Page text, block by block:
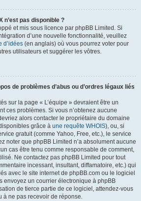
n’est pas disponible ?
et mis sous licence par phpBB Limited. Si
d’une nouvelle fonctionnalité, veuillez
d’idées (en anglais) où vous pourrez voter pour
utilisateurs et suggérer les vôtres.
de problèmes d’abus ou d’ordres légaux liés
sur la page « L’équipe » devraient être un
ces problèmes. Si vous n’obtenez aucune
alors contacter le propriétaire du domaine
grâce à une requête WHOIS), ou, si
gratuit (comme Yahoo, Free, etc.), le service
noter que phpBB Limited n’a absolument aucune
cas être tenu comme responsable de comment,
Ne contactez pas phpBB Limited pour tout
incessant, insultant, diffamatoire, etc.) qui
avec le site internet de phpBB.com ou le logiciel
envoyez un courrier électronique à phpBB
de tierce partie de ce logiciel, attendez-vous
à ne pas recevoir de réponse.